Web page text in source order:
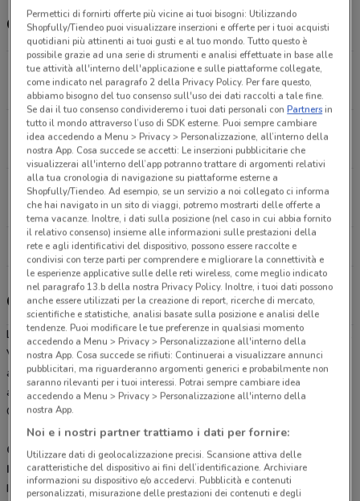
Orari Lidl e Indirizzi Supermercati
Via Fadda Iglesias
763 m
APERTO
Via Dalmazia, 118 Carbonia
15 km
APERTO
Via Parigi, 1 Guspini
26.5 km
APERTO
Tutti i negozi Lidl
Gli sconti del nuovo volantino Lidl e i negozi
Lidl è presente in vari punti della città: lo trovi in Via Fadda Iglesias,
Via Dalmazia 118 Carbonia, Via Parigi 1 Guspini. Tutti i negozi sono
aperti dal Lunedì alla Domenica e offrono i migliori prodotti
alimentari e per la casa a prezzi scontati.
Cosa aspetti? Cerca qui la promo e trova il negozio più vicino a te!
Cogli l’attimo con Lidl: offerte e promozioni settimanali a
Iglesias
I supermercati Lidl di Iglesias presentano al loro interno una vasta
Permettici di fornirti offerte più vicine ai tuoi bisogni: Utilizzando
Shopfully/Tiendeo puoi visualizzare inserzioni e offerte per i tuoi acquisti
quotidiani più attinenti ai tuoi gusti e al tuo mondo. Tutto questo è
possibile grazie ad una serie di strumenti e analisi effettuate in base alle
tue attività all'interno dell'applicazione e sulle piattaforme collegate,
come indicato nel paragrafo 2 della Privacy Policy. Per fare questo,
abbiamo bisogno del tuo consenso sull'uso dei dati raccolti a tale fine.
Se dai il tuo consenso condivideremo i tuoi dati personali conPartnersin
tutto il mondo attraverso l’uso di SDK esterne. Puoi sempre cambiare
idea accedendo a Menu > Privacy > Personalizzazione, all’interno della
nostra App. Cosa succede se accetti: Le inserzioni pubblicitarie che
visualizzerai all'interno dell’app potranno trattare di argomenti relativi
alla tua cronologia di navigazione su piattaforme esterne a
Shopfully/Tiendeo. Ad esempio, se un servizio a noi collegato ci informa
che hai navigato in un sito di viaggi, potremo mostrarti delle offerte a
tema vacanze. Inoltre, i dati sulla posizione (nel caso in cui abbia fornito
il relativo consenso) insieme alle informazioni sulle prestazioni della
rete e agli identificativi del dispositivo, possono essere raccolte e
condivisi con terze parti per comprendere e migliorare la connettività e
le esperienze applicative sulle delle reti wireless, come meglio indicato
nel paragrafo 13.b della nostra Privacy Policy. Inoltre, i tuoi dati possono
anche essere utilizzati per la creazione di report, ricerche di mercato,
scientifiche e statistiche, analisi basate sulla posizione e analisi delle
tendenze. Puoi modificare le tue preferenze in qualsiasi momento
accedendo a Menu > Privacy > Personalizzazione all'interno della
nostra App. Cosa succede se rifiuti: Continuerai a visualizzare annunci
pubblicitari, ma riguarderanno argomenti generici e probabilmente non
saranno rilevanti per i tuoi interessi. Potrai sempre cambiare idea
accedendo a Menu > Privacy > Personalizzazione all'interno della
nostra App.
Noi e i nostri partner trattiamo i dati per fornire:
Utilizzare dati di geolocalizzazione precisi. Scansione attiva delle
caratteristiche del dispositivo ai fini dell’identificazione. Archiviare
informazioni su dispositivo e/o accedervi. Pubblicità e contenuti
personalizzati, misurazione delle prestazioni dei contenuti e degli